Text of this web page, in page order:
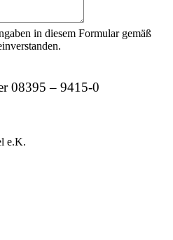
in diesem Formular gemäß
08395 – 9415-0
e.K.